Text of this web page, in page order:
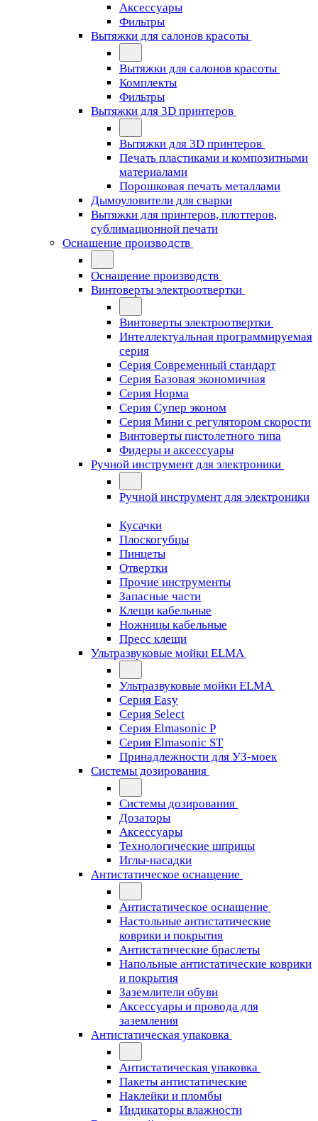
Аксессуары
Фильтры
Вытяжки для салонов красоты
Вытяжки для салонов красоты
Комплекты
Фильтры
Вытяжки для 3D принтеров
Вытяжки для 3D принтеров
Печать пластиками и композитными
материалами
Порошковая печать металлами
Дымоуловители для сварки
Вытяжки для принтеров, плоттеров,
сублимационной печати
Оснащение производств
Оснащение производств
Винтоверты электроотвертки
Винтоверты электроотвертки
Интеллектуальная программируемая
серия
Серия Современный стандарт
Серия Базовая экономичная
Серия Норма
Серия Cупер эконом
Серия Мини с регулятором скорости
Винтоверты пистолетного типа
Фидеры и аксессуары
Ручной инструмент для электроники
Ручной инструмент для электроники
Кусачки
Плоскогубцы
Пинцеты
Отвертки
Прочие инструменты
Запасные части
Клещи кабельные
Ножницы кабельные
Пресс клещи
Ультразвуковые мойки ELMA
Ультразвуковые мойки ELMA
Серия Easy
Серия Select
Серия Elmasonic P
Серия Elmasonic ST
Принадлежности для УЗ-моек
Системы дозирования
Системы дозирования
Дозаторы
Аксессуары
Технологические шприцы
Иглы-насадки
Антистатическое оснащение
Антистатическое оснащение
Настольные антистатические
коврики и покрытия
Антистатические браслеты
Напольные антистатические коврики
и покрытия
Заземлители обуви
Аксессуары и провода для
заземления
Антистатическая упаковка
Антистатическая упаковка
Пакеты антистатические
Наклейки и пломбы
Индикаторы влажности